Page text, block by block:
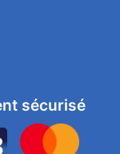
sécurisé